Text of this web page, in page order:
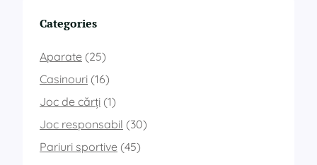
Categories
Aparate (25)
Casinouri (16)
Joc de cărți (1)
Joc responsabil (30)
Pariuri sportive (45)